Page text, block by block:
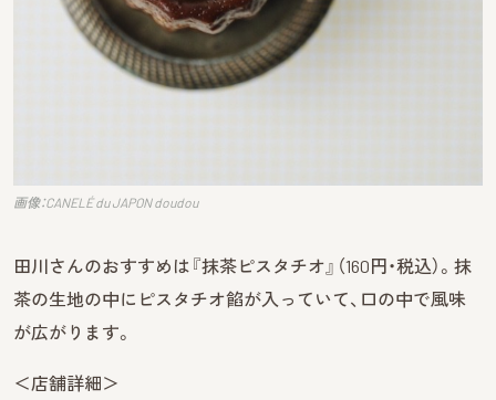
画像：CANELÉ du JAPON doudou
田川さんのおすすめは『抹茶ピスタチオ』（160円・税込）。抹
茶の生地の中にピスタチオ餡が入っていて、口の中で風味
が広がります。
＜店舗詳細＞